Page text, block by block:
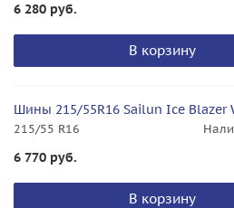
6 280 руб.
В корзину
Шины 215/55R16 Sailun Ice Blazer
215/55 R16
6 770 руб.
В корзину